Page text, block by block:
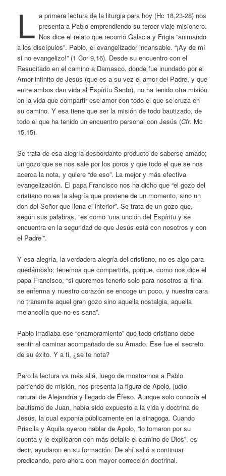
L a primera lectura de la liturgia para hoy (Hc 18,23-28) nos
presenta a Pablo emprendiendo su tercer viaje misionero.
Nos dice el relato que recorrió Galacia y Frigia “animando
a los discípulos”. Pablo, el evangelizador incansable. “¡Ay de mí
si no evangelizo!” (1 Cor 9,16). Desde su encuentro con el
Resucitado en el camino a Damasco, donde fue inundado por el
Amor infinito de Jesús (que es a su vez el amor del Padre, y que
entre ambos dan vida al Espíritu Santo), no ha tenido otra misión
en la vida que compartir ese amor con todo el que se cruza en
su camino. Y esa tiene que ser la misión de todo bautizado, de
todo el que ha tenido un encuentro personal con Jesús (Cfr. Mc
15,15).
Se trata de esa alegría desbordante producto de saberse amado;
un gozo que se nos sale por los poros y que todo el que se nos
acerca la nota, y quiere “de eso”. La mejor y más efectiva
evangelización. El papa Francisco nos ha dicho que “el gozo del
cristiano no es la alegría que proviene de un momento, sino un
don del Señor que llena el interior”. Se trata de un gozo que,
según sus palabras, “es como ‘una unción del Espíritu y se
encuentra en la seguridad de que Jesús está con nosotros y con
el Padre’”.
Y esa alegría, la verdadera alegría del cristiano, no es algo para
quedárnoslo; tenemos que compartirla, porque, como nos dice el
papa Francisco, “si queremos tenerlo solo para nosotros al final
se enferma y nuestro corazón se encoge un poco, y nuestra cara
no transmite aquel gran gozo sino aquella nostalgia, aquella
melancolía que no es sana”.
Pablo irradiaba ese “enamoramiento” que todo cristiano debe
sentir al caminar acompañado de su Amado. Ese fue el secreto
de su éxito. Y a ti, ¿se te nota?
Pero la lectura va más allá, luego de mostrarnos a Pablo
partiendo de misión, nos presenta la figura de Apolo, judío
natural de Alejandría y llegado de Éfeso. Aunque solo conocía el
bautismo de Juan, había sido expuesto a la vida y doctrina de
Jesús, la cual exponía públicamente en la sinagoga. Cuando
Priscila y Aquila oyeron hablar de Apolo, “lo tomaron por su
cuenta y le explicaron con más detalle el camino de Dios”, es
decir, ayudaron en su formación. De ahí salió a continuar
predicando, pero ahora con mayor corrección doctrinal.